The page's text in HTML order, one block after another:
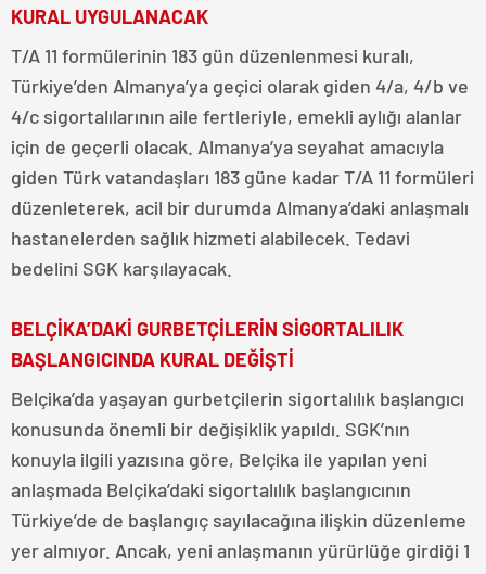
KURAL UYGULANACAK
T/A 11 formülerinin 183 gün düzenlenmesi kuralı,
Türkiye’den Almanya’ya geçici olarak giden 4/a, 4/b ve
4/c sigortalılarının aile fertleriyle, emekli aylığı alanlar
için de geçerli olacak. Almanya’ya seyahat amacıyla
giden Türk vatandaşları 183 güne kadar T/A 11 formüleri
düzenleterek, acil bir durumda Almanya’daki anlaşmalı
hastanelerden sağlık hizmeti alabilecek. Tedavi
bedelini SGK karşılayacak.
BELÇİKA’DAKİ GURBETÇİLERİN SİGORTALILIK
BAŞLANGICINDA KURAL DEĞİŞTİ
Belçika’da yaşayan gurbetçilerin sigortalılık başlangıcı
konusunda önemli bir değişiklik yapıldı. SGK’nın
konuyla ilgili yazısına göre, Belçika ile yapılan yeni
anlaşmada Belçika’daki sigortalılık başlangıcının
Türkiye’de de başlangıç sayılacağına ilişkin düzenleme
yer almıyor. Ancak, yeni anlaşmanın yürürlüğe girdiği 1